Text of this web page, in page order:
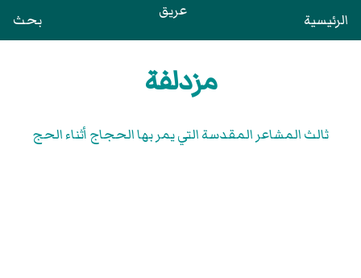
الرئيسية عريق بحث
مزدلفة
ثالث المشاعر المقدسة التي يمر بها الحجاج أثناء الحج